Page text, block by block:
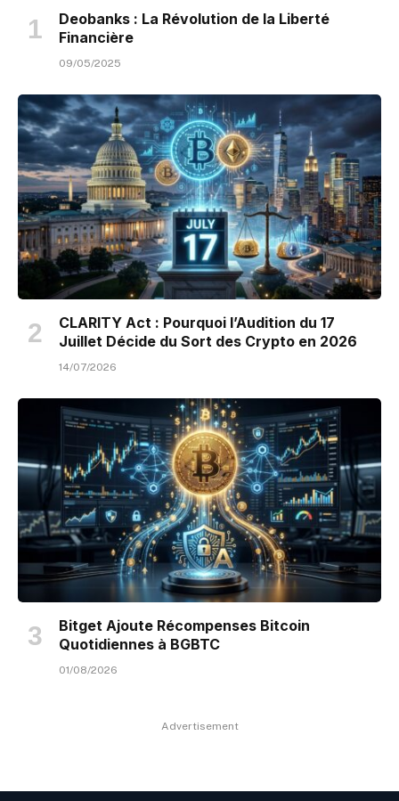
Deobanks : La Révolution de la Liberté
Financière
09/05/2025
CLARITY Act : Pourquoi l’Audition du 17
Juillet Décide du Sort des Crypto en 2026
14/07/2026
Bitget Ajoute Récompenses Bitcoin
Quotidiennes à BGBTC
01/08/2026
Advertisement